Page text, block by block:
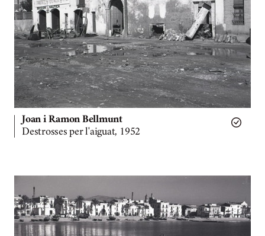
Joan i Ramon Bellmunt
Destrosses per l'aiguat, 1952